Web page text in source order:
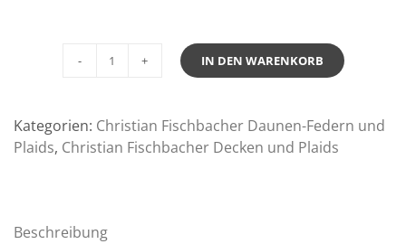
Fischbacher
Cashmere
Menge
IN DEN WARENKORB
Kategorien: Christian Fischbacher Daunen-Federn und
Plaids, Christian Fischbacher Decken und Plaids
Beschreibung